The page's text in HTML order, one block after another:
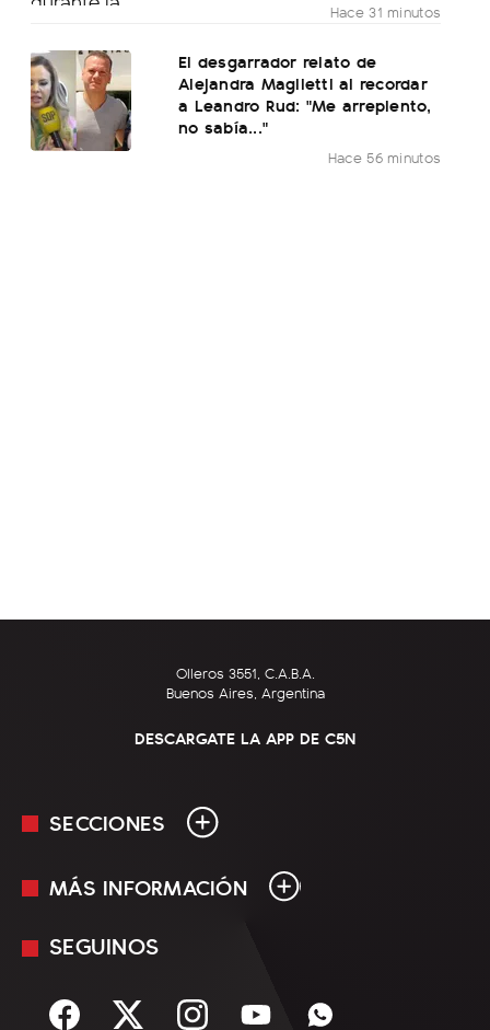
Hace 31 minutos
El desgarrador relato de
Alejandra Maglietti al recordar
a Leandro Rud: "Me arrepiento,
no sabía..."
Hace 56 minutos
Olleros 3551, C.A.B.A.
Buenos Aires, Argentina
DESCARGATE LA APP DE C5N
SECCIONES
En Vivo
Sociedad
MÁS INFORMACIÓN
Mediakit
Términos y condiciones
SEGUINOS